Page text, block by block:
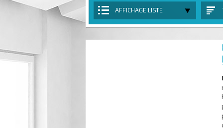
AFFICHAGE LISTE